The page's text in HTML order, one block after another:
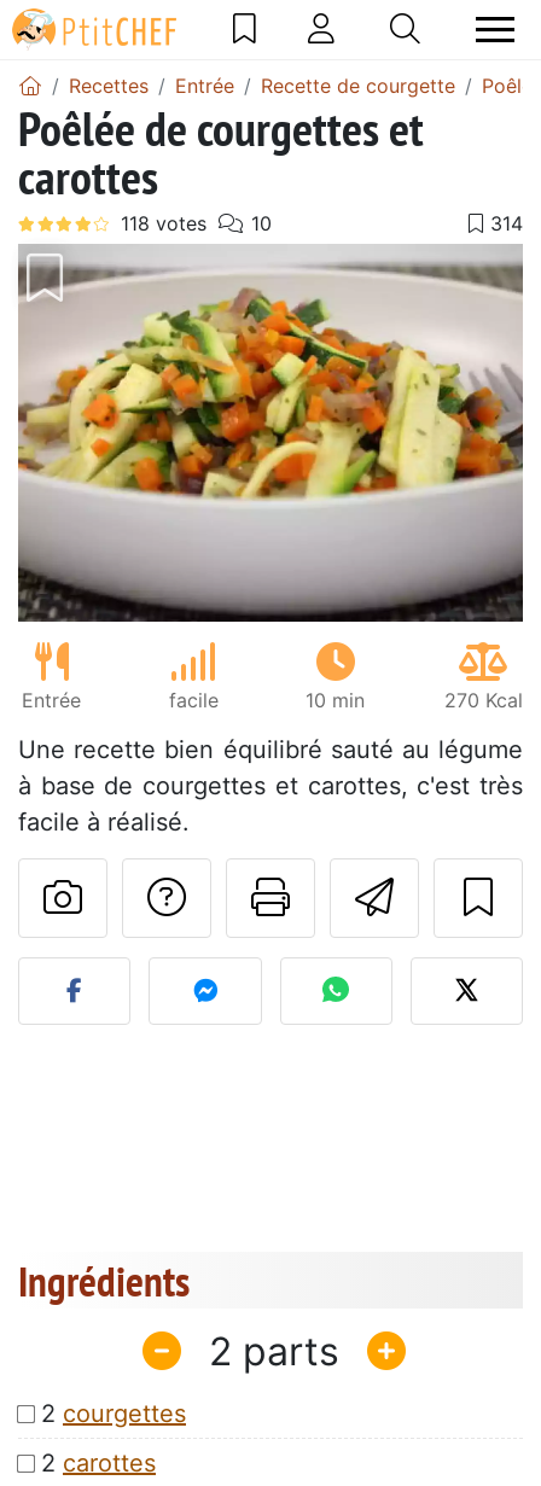
Recettes Entrée Recette de courgette
Poêlée de courgettes et
carottes
Entrée facile 10 min 270 Kcal
Une recette bien équilibré sauté au légume
à base de courgettes et carottes, c'est très
facile à réalisé.
Imprimer
Poser une
Publier votre photo de
Ingrédients
2
2 courgettes
2 carottes